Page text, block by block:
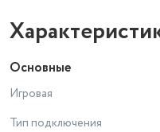
Основные
Игровая
Тип подключения